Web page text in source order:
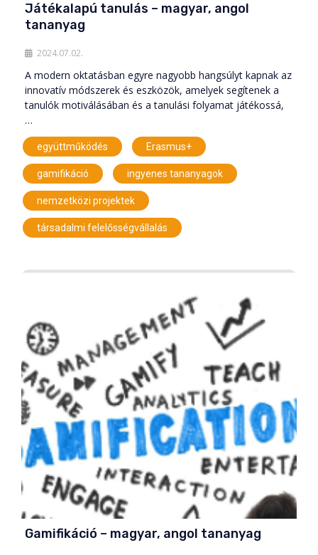
Játékalapú tanulás – magyar, angol
tananyag
2024.07.02.
A modern oktatásban egyre nagyobb hangsúlyt kapnak az
innovatív módszerek és eszközök, amelyek segítenek a
tanulók motiválásában és a tanulási folyamat játékossá,
…
együttműködés Erasmus+
gamifikáció ingyenes tananyagok
nemzetközi projektek
társadalmi felelősségvállalás
Gamifikáció – magyar, angol tananyag